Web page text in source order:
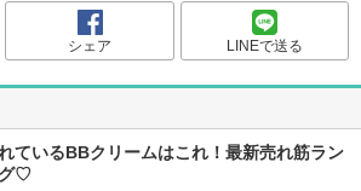
シェア LINEで送る
ているBBクリームはこれ！最新売れ筋ラン
♡